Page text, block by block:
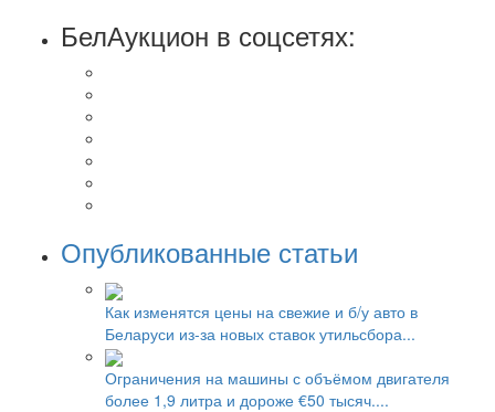
БелАукцион в соцсетях:
Опубликованные статьи
Как изменятся цены на свежие и б/у авто в
Беларуси из-за новых ставок утильсбора...
Ограничения на машины с объёмом двигателя
более 1,9 литра и дороже €50 тысяч....